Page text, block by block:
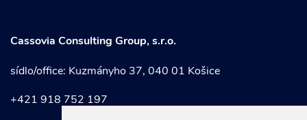
Cassovia Consulting Group, s.r.o.
sídlo/office: Kuzmányho 37, 040 01 Košice
+421 918 752 197